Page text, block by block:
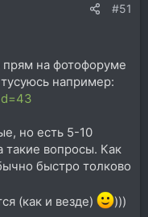
#51
прям на фотофоруме
например:
но есть 5-10
вопросы. Как
быстро толково
(как и везде)
)))